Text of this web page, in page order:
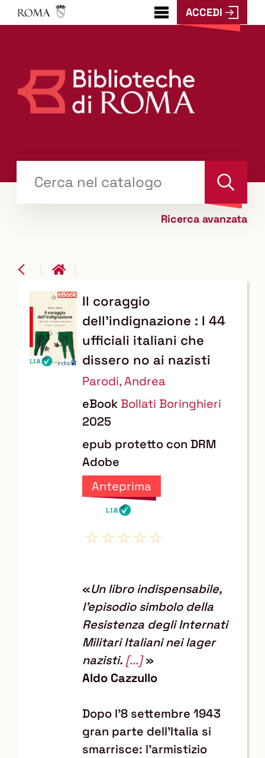
???
menu.button???
ACCEDI
il tuo libro "Catalogo"
Cerca
Ricerca avanzata
Dettaglio
del
documento
Il coraggio
dell'indignazione : I 44
ufficiali italiani che
dissero no ai nazisti
Parodi, Andrea
eBook Bollati Boringhieri
2025
epub protetto con DRM
Adobe
Anteprima
«Un libro indispensabile,
l'episodio simbolo della
Resistenza degli Internati
Militari Italiani nei lager
nazisti. [...] »
Aldo Cazzullo
Dopo l’8 settembre 1943
gran parte dell’Italia si
smarrisce: l’armistizio